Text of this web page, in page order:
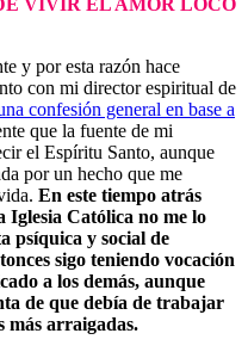
VIVIR EL AMOR LOCO
y por esta razón hace
con mi director espiritual de
confesión general en base a
que la fuente de mi
el Espíritu Santo, aunque
por un hecho que me
En este tiempo atrás
Iglesia Católica no me lo
psíquica y social de
sigo teniendo vocación
a los demás, aunque
de que debía de trabajar
más arraigadas.